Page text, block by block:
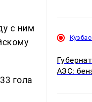
с ним
гола
АЗС: